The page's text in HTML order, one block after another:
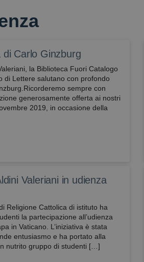
di Carlo Ginzburg
la Biblioteca Fuori Catalogo
di Lettere salutano con profondo
sempre con
generosamente offerta ai nostri
2019, in occasione della
Valeriani in udienza
Religione Cattolica di istituto ha
la partecipazione all’udienza
in Vaticano. L’iniziativa è stata
entusiasmo e ha portato alla
nutrito gruppo di studenti […]